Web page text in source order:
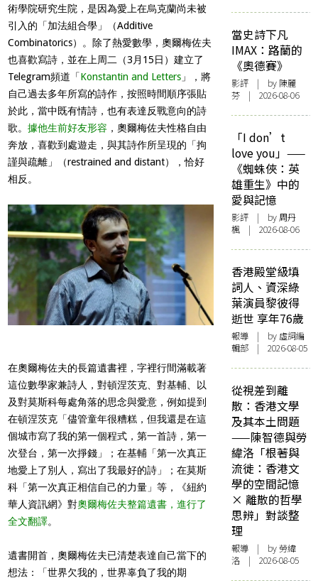
術學院研究生院，是因為愛上在烏克蘭尚未被
引入的「加法組合學」（Additive
Combinatorics）。除了熱愛數學，奧爾梅佐夫
也喜歡寫詩，並在上周二（3月15日）建立了
Telegram頻道「Konstantin and Letters 」，將
自己過去多年所寫的詩作，按照時間順序張貼
於此，當中既有情詩，也有表達反戰意向的詩
歌。據他生前好友形容 ，奧爾梅佐夫性格自由
奔放，喜歡到處遊走，與其詩作所呈現的「拘
謹與疏離」（restrained and distant），恰好
相反。
在奧爾梅佐夫的長篇遺書裡，字裡行間滿載著
這位數學家兼詩人，對頓涅茨克、對基輔、以
及對莫斯科每處角落的思念與愛意，例如提到
在頓涅茨克「儘管童年很糟糕，但我還是在這
個城市寫了我的第一個程式，第一首詩，第一
次登台，第一次掙錢」；在基輔「第一次真正
地愛上了別人，寫出了我最好的詩」；在莫斯
科「第一次真正相信自己的力量」等，《紐約
華人資訊網》對奧爾梅佐夫整篇遺書，進行了
全文翻譯。
遺書開首，奧爾梅佐夫已清楚表達自己當下的
想法：「世界欠我的，世界辜負了我的期
當史詩下凡
IMAX：路蘭的
《奧德賽》
影評 | by 陳麗
芬 | 2026-08-06
「I don’t
love you」——
《蜘蛛俠：英
雄重生》中的
愛與記憶
影評 | by周丹
楓 | 2026-08-06
香港殿堂級填
詞人、資深綠
葉演員黎彼得
逝世 享年76歲
報導 | by 虛詞編
輯部 | 2026-08-05
從視差到離
散：香港文學
及其本土問題
——陳智德與勞
緯洛「根著與
流徙：香港文
學的空間記憶
× 離散的哲學
思辨」對談整
理
報導 | by 勞緯
洛 | 2026-08-05